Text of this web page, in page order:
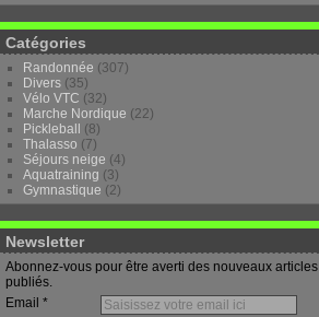
Catégories
Randonnée (307)
Divers (35)
Vélo VTC (32)
Marche Nordique (22)
Pickleball
(8)
Thalasso (7)
Séjours neige (4)
Aquatraining (3)
Gymnastique (2)
Newsletter
Abonnez-vous pour être averti des nouveaux articles
publiés.
Email